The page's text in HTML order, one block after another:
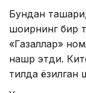
Бундан
шоирнинг бир
«Газаллар»
нашр этди.
тилда ёзилган